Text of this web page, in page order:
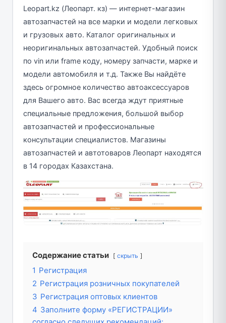
Leopart.kz (Леопарт. кз) — интернет-магазин
автозапчастей на все марки и модели легковых
и грузовых авто. Каталог оригинальных и
неоригинальных автозапчастей. Удобный поиск
по vin или frame коду, номеру запчасти, марке и
модели автомобиля и т.д. Также Вы найдёте
здесь огромное количество автоаксессуаров
для Вашего авто. Вас всегда ждут приятные
специальные предложения, большой выбор
автозапчастей и профессиональные
консультации специалистов. Магазины
автозапчастей и автотоваров Леопарт находятся
в 14 городах Казахстана.
Содержание статьи скрыть
1 Регистрация
2 Регистрация розничных покупателей
3 Регистрация оптовых клиентов
4 Заполните форму «РЕГИСТРАЦИИ»